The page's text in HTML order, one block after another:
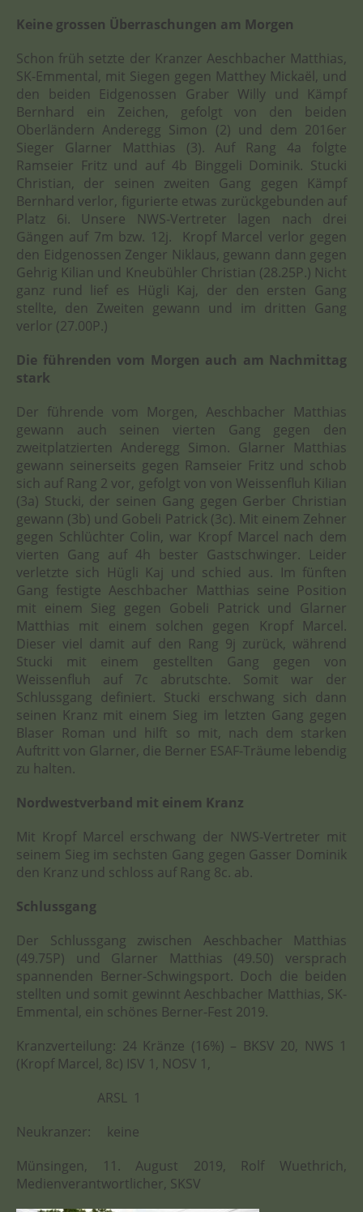
Keine grossen Überraschungen am Morgen
Schon früh setzte der Kranzer Aeschbacher Matthias,
SK-Emmental, mit Siegen gegen Matthey Mickaël, und
den beiden Eidgenossen Graber Willy und Kämpf
Bernhard ein Zeichen, gefolgt von den beiden
Oberländern Anderegg Simon (2) und dem 2016er
Sieger Glarner Matthias (3). Auf Rang 4a folgte
Ramseier Fritz und auf 4b Binggeli Dominik. Stucki
Christian, der seinen zweiten Gang gegen Kämpf
Bernhard verlor, figurierte etwas zurückgebunden auf
Platz 6i. Unsere NWS-Vertreter lagen nach drei
Gängen auf 7m bzw. 12j. Kropf Marcel verlor gegen
den Eidgenossen Zenger Niklaus, gewann dann gegen
Gehrig Kilian und Kneubühler Christian (28.25P.) Nicht
ganz rund lief es Hügli Kaj, der den ersten Gang
stellte, den Zweiten gewann und im dritten Gang
verlor (27.00P.)
Die führenden vom Morgen auch am Nachmittag
stark
Der führende vom Morgen, Aeschbacher Matthias
gewann auch seinen vierten Gang gegen den
zweitplatzierten Anderegg Simon. Glarner Matthias
gewann seinerseits gegen Ramseier Fritz und schob
sich auf Rang 2 vor, gefolgt von von Weissenfluh Kilian
(3a) Stucki, der seinen Gang gegen Gerber Christian
gewann (3b) und Gobeli Patrick (3c). Mit einem Zehner
gegen Schlüchter Colin, war Kropf Marcel nach dem
vierten Gang auf 4h bester Gastschwinger. Leider
verletzte sich Hügli Kaj und schied aus. Im fünften
Gang festigte Aeschbacher Matthias seine Position
mit einem Sieg gegen Gobeli Patrick und Glarner
Matthias mit einem solchen gegen Kropf Marcel.
Dieser viel damit auf den Rang 9j zurück, während
Stucki mit einem gestellten Gang gegen von
Weissenfluh auf 7c abrutschte. Somit war der
Schlussgang definiert. Stucki erschwang sich dann
seinen Kranz mit einem Sieg im letzten Gang gegen
Blaser Roman und hilft so mit, nach dem starken
Auftritt von Glarner, die Berner ESAF-Träume lebendig
zu halten.
Nordwestverband mit einem Kranz
Mit Kropf Marcel erschwang der NWS-Vertreter mit
seinem Sieg im sechsten Gang gegen Gasser Dominik
den Kranz und schloss auf Rang 8c. ab.
Schlussgang
Der Schlussgang zwischen Aeschbacher Matthias
(49.75P) und Glarner Matthias (49.50) versprach
spannenden Berner-Schwingsport. Doch die beiden
stellten und somit gewinnt Aeschbacher Matthias, SK-
Emmental, ein schönes Berner-Fest 2019.
Kranzverteilung: 24 Kränze (16%) – BKSV 20, NWS 1
(Kropf Marcel, 8c) ISV 1, NOSV 1,
ARSL 1
Neukranzer: keine
Münsingen, 11. August 2019, Rolf Wuethrich,
Medienverantwortlicher, SKSV